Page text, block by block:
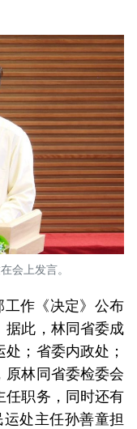
会上发言。
作《决定》公布
据此，林同省委成
；省委内政处；
原林同省委检委会
任职务，同时还有
处主任孙善童担